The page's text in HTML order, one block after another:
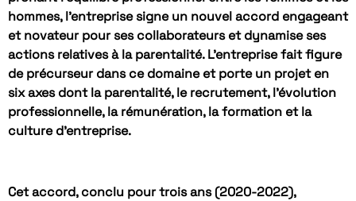
hommes, l’entreprise signe un nouvel accord engageant
et novateur pour ses collaborateurs et dynamise ses
actions relatives à la parentalité. L’entreprise fait figure
de précurseur dans ce domaine et porte un projet en
six axes dont la parentalité, le recrutement, l’évolution
professionnelle, la rémunération, la formation et la
culture d’entreprise.
Cet accord, conclu pour trois ans (2020-2022),